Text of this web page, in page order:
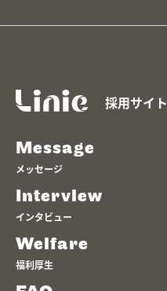
採用サイト
Message
メッセージ
Interview
インタビュー
Welfare
福利厚生